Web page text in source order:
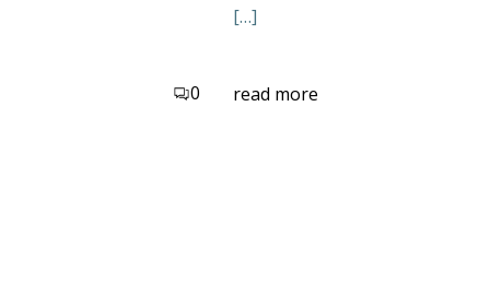
[…]
0 read more